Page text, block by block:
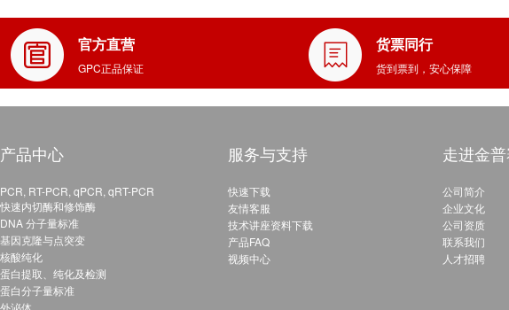
官方直营
GPC正品保证
货票同行
货到票到，安心保障
产品中心
PCR, RT-PCR, qPCR, qRT-PCR
快速内切酶和修饰酶
DNA 分子量标准
基因克隆与点突变
核酸纯化
蛋白提取、纯化及检测
蛋白分子量标准
外泌体
服务与支持
快速下载
友情客服
技术讲座资料下载
产品FAQ
视频中心
走进金
公司简介
企业文化
公司资质
联系我们
人才招聘